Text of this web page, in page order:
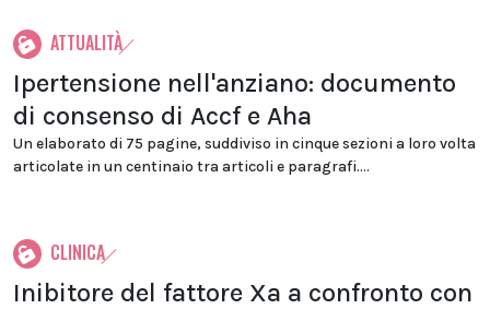
ATTUALITÀ
Ipertensione nell'anziano: documento
di consenso di Accf e Aha
Un elaborato di 75 pagine, suddiviso in cinque sezioni a loro volta
articolate in un centinaio tra articoli e paragrafi....
CLINICA
Inibitore del fattore Xa a confronto con